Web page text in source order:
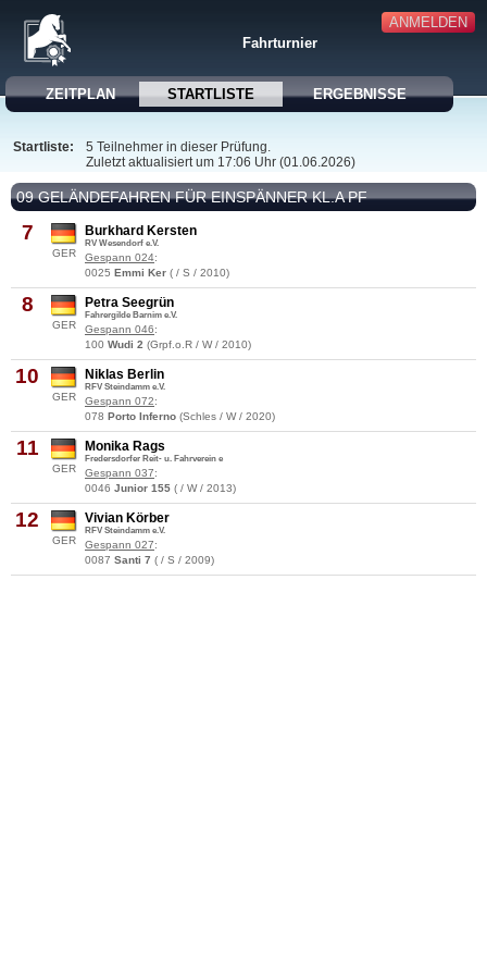
ANMELDEN
Fahrturnier
ZEITPLAN STARTLISTE ERGEBNISSE
Startliste:
5 Teilnehmer in dieser Prüfung.
Zuletzt aktualisiert um 17:06 Uhr (01.06.2026)
09 GELÄNDEFAHREN FÜR EINSPÄNNER KL.A PF
7
GER
Burkhard Kersten
RV Wesendorf e.V.
Gespann 024:
0025 Emmi Ker ( / S / 2010)
8
GER
Petra Seegrün
Fahrergilde Barnim e.V.
Gespann 046:
100 Wudi 2 (Grpf.o.R / W / 2010)
10
GER
Niklas Berlin
RFV Steindamm e.V.
Gespann 072:
078 Porto Inferno (Schles / W / 2020)
11
GER
Monika Rags
Fredersdorfer Reit- u. Fahrverein e
Gespann 037:
0046 Junior 155 ( / W / 2013)
12
GER
Vivian Körber
RFV Steindamm e.V.
Gespann 027:
0087 Santi 7 ( / S / 2009)